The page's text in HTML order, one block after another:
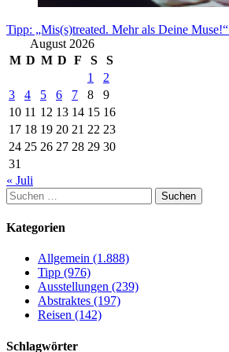
Tipp: „Mis(s)treated. Mehr als Deine Muse!“
August 2026
M D M D F S
S
1
2
3
4 5 6 7 8
9
10 11 12 13 14 15 16
17 18 19 20 21 22 23
24 25 26 27 28 29 30
31
« Juli
Suchen
nach:
Kategorien
Allgemein (1.888)
Tipp (976)
Ausstellungen (239)
Abstraktes (197)
Reisen (142)
Schlagwörter